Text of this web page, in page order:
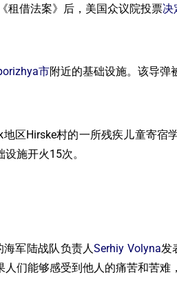
租借法案》后，美国众议院投票决
市附近的基础设施。该导弹
区Hirske村的一所残疾儿童寄
施开火15次。
海军陆战队负责人Serhiy Volyna发
人们能够感受到他人的痛苦和苦